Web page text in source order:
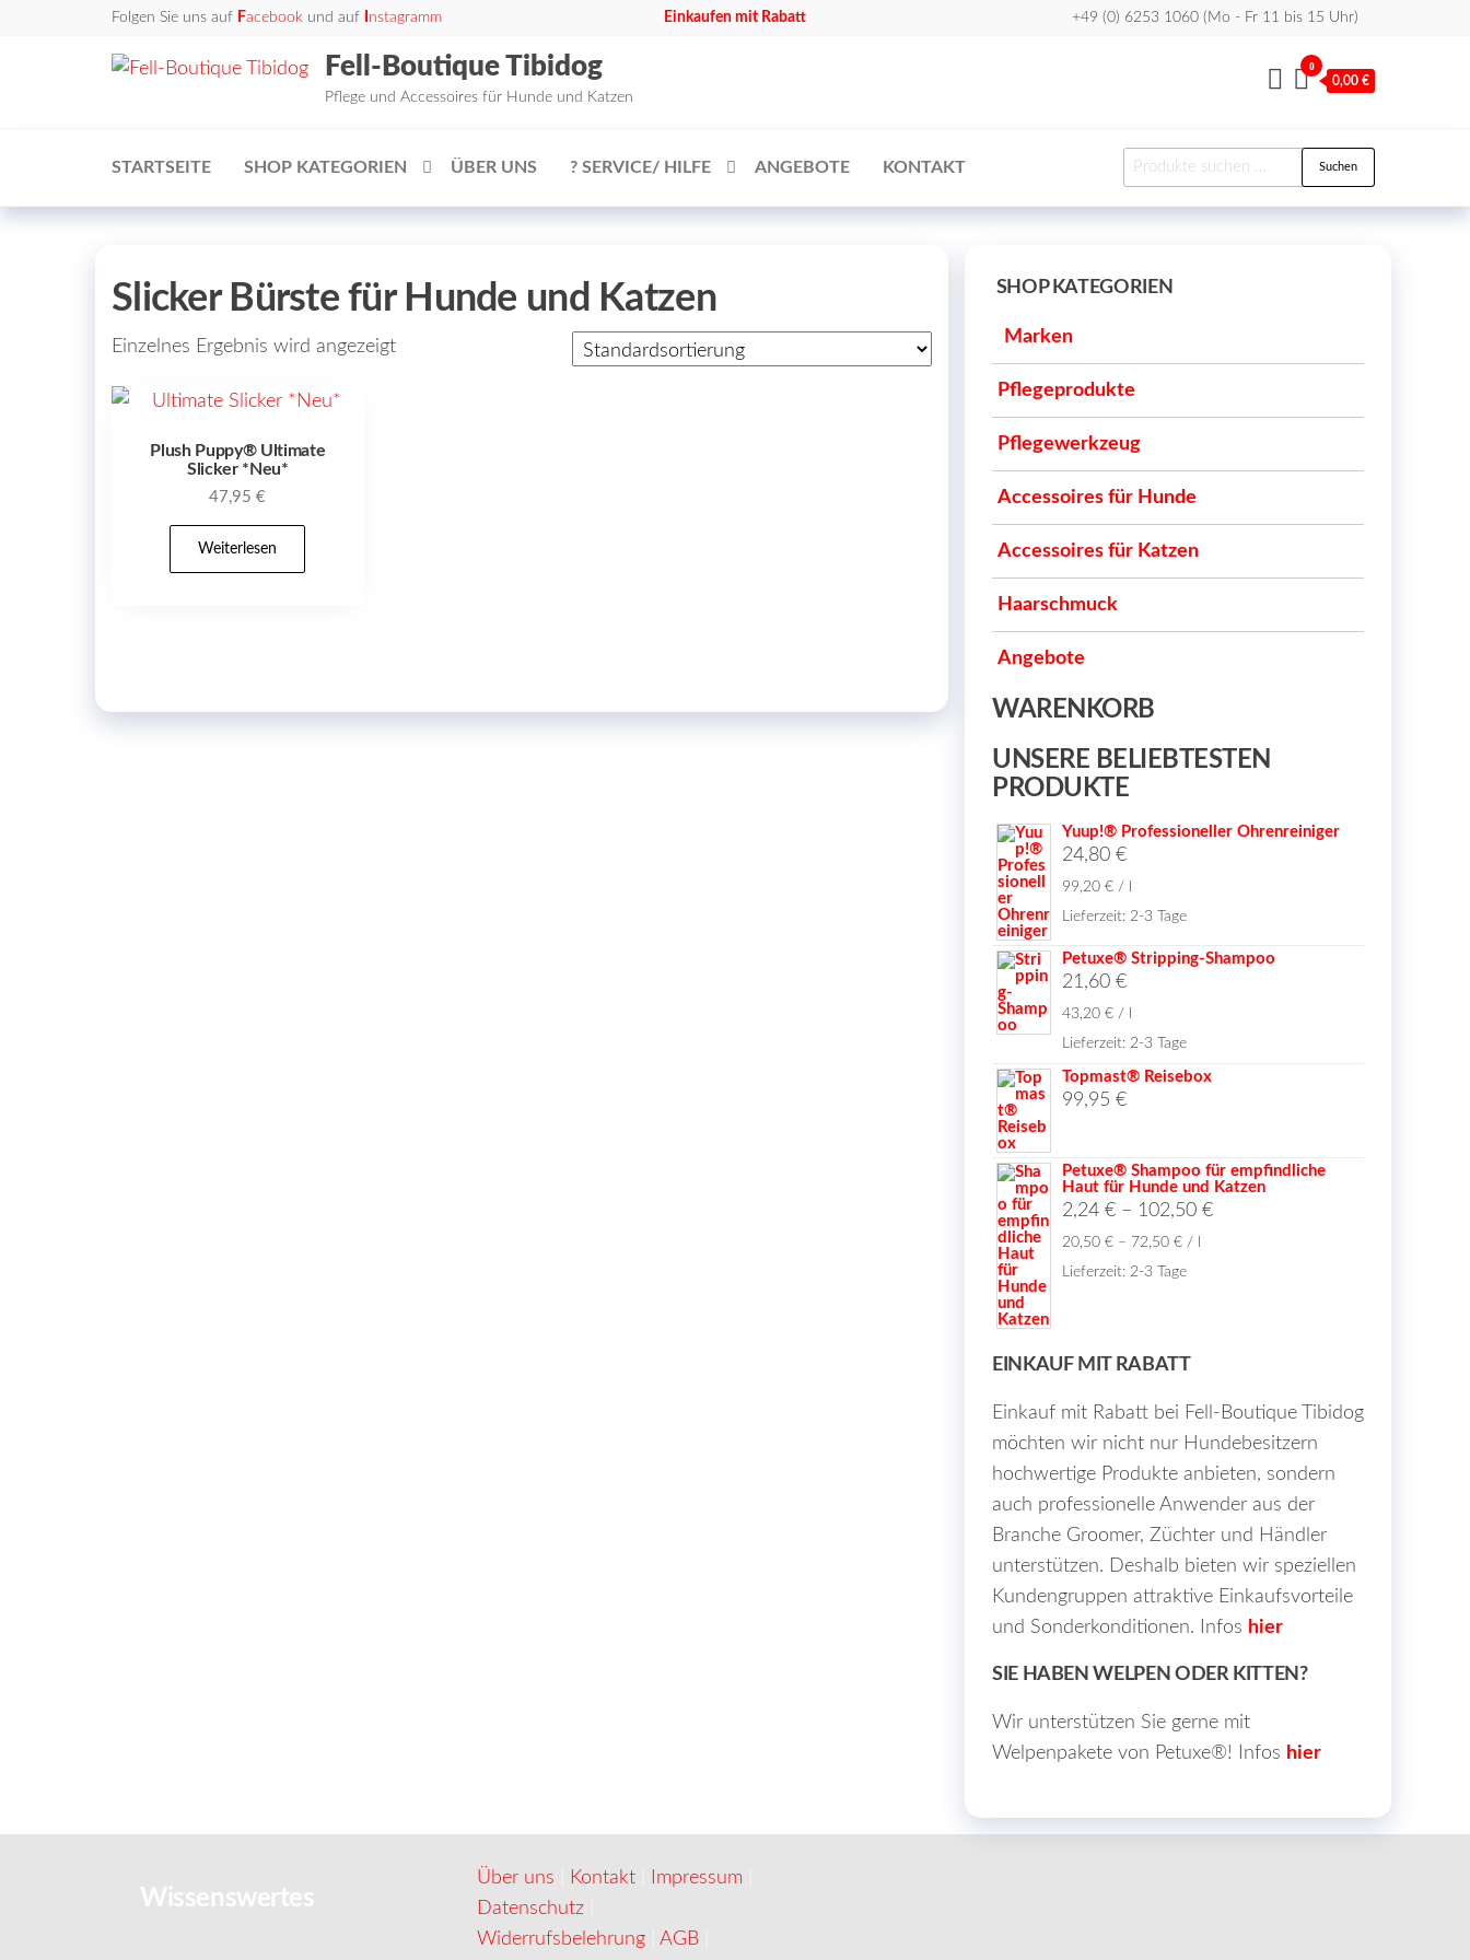
Folgen Sie uns auf Facebook und auf nstagramm Einkaufen mit Rabatt +49 (0) 6253 1060 (Mo - Fr 11 bis 15 Uhr)
Fell-Boutique Tibidog
Pflege und Accessoires für Hunde und Katzen
0
0,00 €
STARTSEITE SHOP KATEGORIEN ÜBER UNS ? SERVICE/ HILFE ANGEBOTE KONTAKT
Suchen
nach:
Suchen
Slicker Bürste für Hunde und Katzen
Einzelnes Ergebnis wird angezeigt
Plush Puppy® Ultimate
Slicker *Neu*
47,95€
Weiterlesen
SHOP KATEGORIEN
Marken
Pflegeprodukte
Pflegewerkzeug
Accessoires für Hunde
Accessoires für Katzen
Haarschmuck
Angebote
WARENKORB
UNSERE BELIEBTESTEN
PRODUKTE
Yuup!® Professioneller Ohrenreiniger
24,80 €
99,20 € /
Lieferzeit: 2-3 Tage
Petuxe® Stripping-Shampoo
21,60 €
43,20 € /
Lieferzeit: 2-3 Tage
Topmast® Reisebox
99,95 €
Petuxe® Shampoo für empfindliche
Haut für Hunde und Katzen
2,24 € – 102,50 €
20,50 € – 72,50 € /
Lieferzeit: 2-3 Tage
EINKAUF MIT RABATT
Einkauf mit Rabatt bei Fell-Boutique Tibidog
möchten wir nicht nur Hundebesitzern
hochwertige Produkte anbieten, sondern
auch professionelle Anwender aus der
Branche Groomer, Züchter und Händler
unterstützen. Deshalb bieten wir speziellen
Kundengruppen attraktive Einkaufsvorteile
und Sonderkonditionen. Infos hier
SIE HABEN WELPEN ODER KITTEN?
Wir unterstützen Sie gerne mit
Welpenpakete von Petuxe®! Infos hier
Wissenswertes
Über uns Kontakt Impressum
Datenschutz
Widerrufsbelehrung |AGB